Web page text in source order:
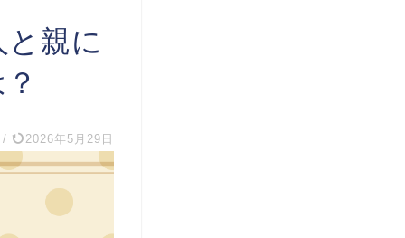
親に
/ 2026年5月29日